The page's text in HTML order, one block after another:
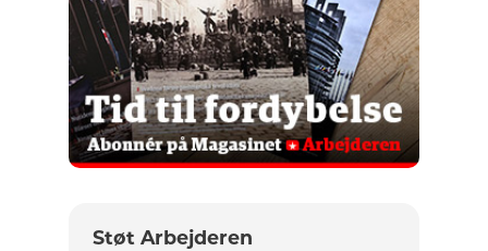
Støt Arbejderen